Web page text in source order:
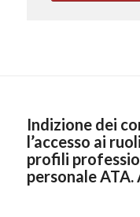
Indizione dei
l’accesso ai
profili
personale ATA.